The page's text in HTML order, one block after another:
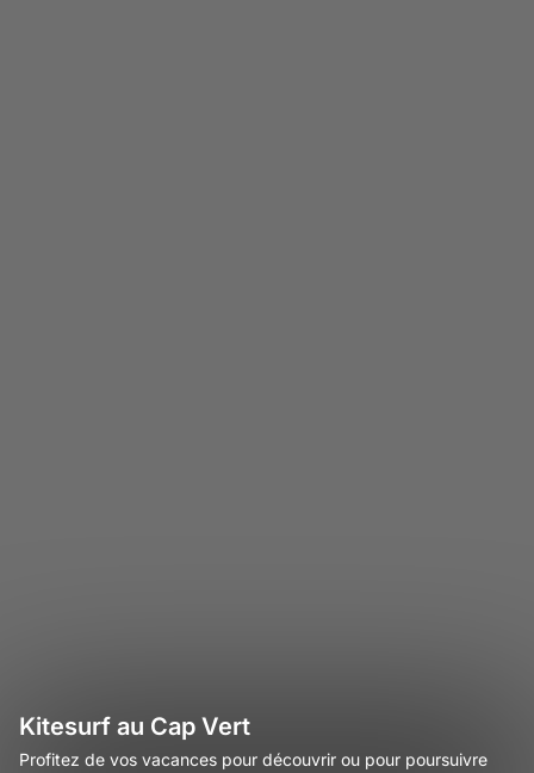
Kitesurf au Cap Vert
Profitez de vos vacances pour découvrir ou pour poursuivre